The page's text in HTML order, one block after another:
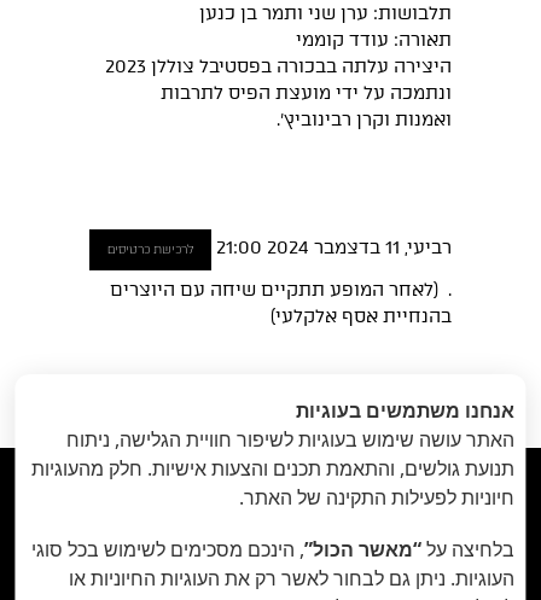
תלבושות: ערן שני ותמר בן כנען
תאורה: עודד קוממי
היצירה עלתה בבכורה בפסטיבל צוללן 2023
ונתמכה על ידי מועצת הפיס לתרבות
ואמנות וקרן רבינוביץ'.
רביעי, 11 בדצמבר 2024 21:00 לרכישת כרטיסים
. (לאחר המופע תתקיים שיחה עם היוצרים
בהנחיית אסף אלקלעי)
הקודם : יום
הולדת // 3-5
בדצמבר

תיאטרון הבית - Habait Theatre רחוב נועם 5, יפו.
קידום נתיב האמן ע"ר 580107977
אנחנו משתמשים בעוגיות
האתר עושה שימוש בעוגיות לשיפור חוויית הגלישה, ניתוח
תנועת גולשים, והתאמת תכנים והצעות אישיות. חלק מהעוגיות
חיוניות לפעילות התקינה של האתר.
בלחיצה על“מאשר הכול”, הינכם מסכימים לשימוש בכל סוגי
העוגיות. ניתן גם לבחור לאשר רק את העוגיות החיוניות או